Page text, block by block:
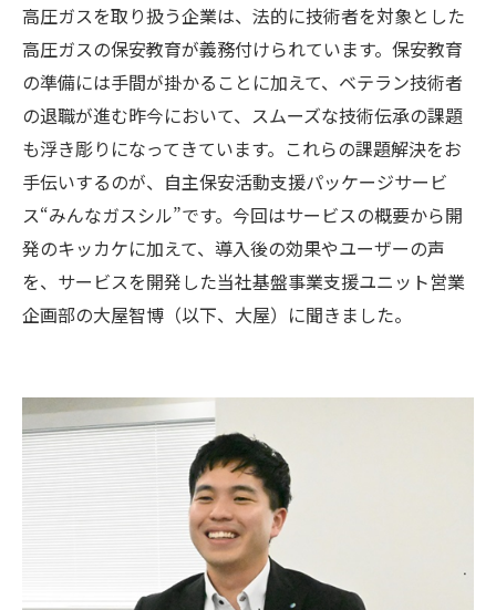
高圧ガスを取り扱う企業は、法的に技術者を対象とした
高圧ガスの保安教育が義務付けられています。保安教育
の準備には手間が掛かることに加えて、ベテラン技術者
の退職が進む昨今において、スムーズな技術伝承の課題
も浮き彫りになってきています。これらの課題解決をお
手伝いするのが、自主保安活動支援パッケージサービ
ス“みんなガスシル”です。今回はサービスの概要から開
発のキッカケに加えて、導入後の効果やユーザーの声
を、サービスを開発した当社基盤事業支援ユニット営業
企画部の大屋智博（以下、大屋）に聞きました。